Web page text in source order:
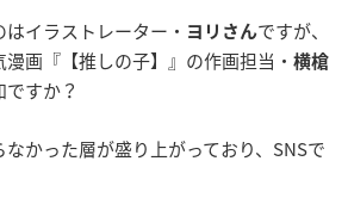
イラストレーター・ ヨリさんですが、
画『【推しの子】』の作画担当・ 横槍
すか？
かった層が盛り上がっており、SNSで